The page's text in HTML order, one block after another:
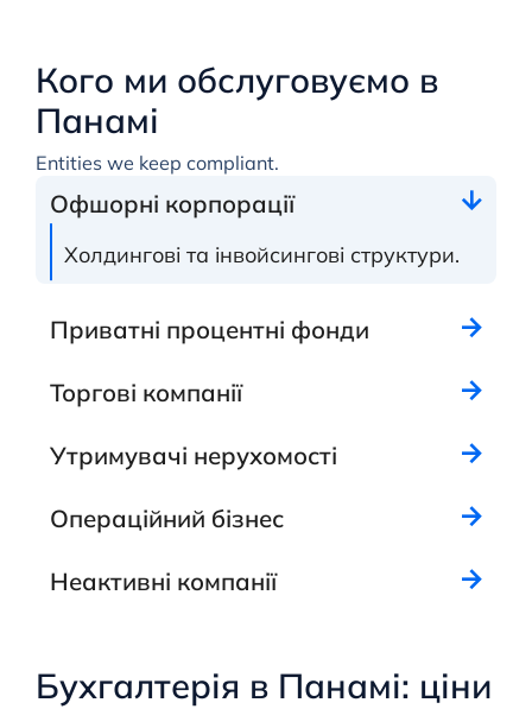
Кого ми обслуговуємо в
Панамі
Entities we keep compliant.
Офшорні корпорації
Холдингові та інвойсингові структури.
Приватні процентні фонди
Торгові компанії
Утримувачі нерухомості
Операційний бізнес
Неактивні компанії
Бухгалтерія в Панамі: ціни